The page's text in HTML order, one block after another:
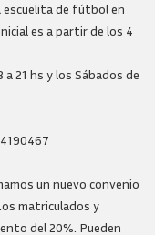
escuelita de fútbol en
es a partir de los 4
21 hs y los Sábados de
un nuevo convenio
matriculados y
del 20%. Pueden